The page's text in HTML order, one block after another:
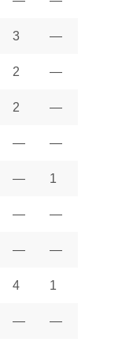
3 —
2 —
2 —
— —
— 1
— —
— —
4 1
— —